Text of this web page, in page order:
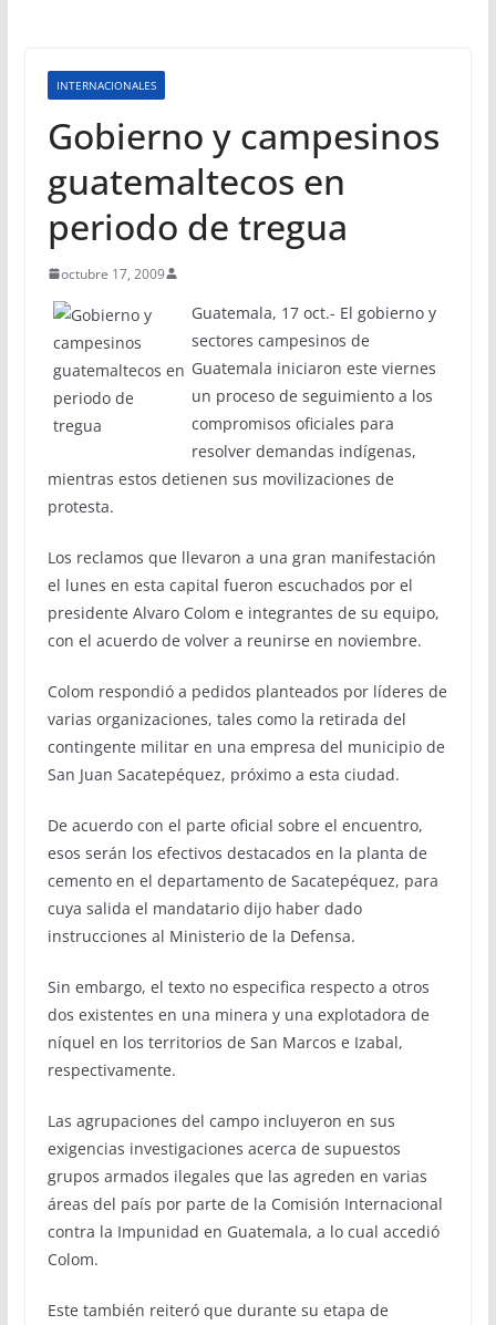
INTERNACIONALES
Gobierno y campesinos
guatemaltecos en
periodo de tregua
octubre 17, 2009
Guatemala, 17 oct.- El gobierno y
sectores campesinos de
Guatemala iniciaron este viernes
un proceso de seguimiento a los
compromisos oficiales para
resolver demandas indígenas,
mientras estos detienen sus movilizaciones de
protesta.
Los reclamos que llevaron a una gran manifestación
el lunes en esta capital fueron escuchados por el
presidente Alvaro Colom e integrantes de su equipo,
con el acuerdo de volver a reunirse en noviembre.
Colom respondió a pedidos planteados por líderes de
varias organizaciones, tales como la retirada del
contingente militar en una empresa del municipio de
San Juan Sacatepéquez, próximo a esta ciudad.
De acuerdo con el parte oficial sobre el encuentro,
esos serán los efectivos destacados en la planta de
cemento en el departamento de Sacatepéquez, para
cuya salida el mandatario dijo haber dado
instrucciones al Ministerio de la Defensa.
Sin embargo, el texto no especifica respecto a otros
dos existentes en una minera y una explotadora de
níquel en los territorios de San Marcos e Izabal,
respectivamente.
Las agrupaciones del campo incluyeron en sus
exigencias investigaciones acerca de supuestos
grupos armados ilegales que las agreden en varias
áreas del país por parte de la Comisión Internacional
contra la Impunidad en Guatemala, a lo cual accedió
Colom.
Este también reiteró que durante su etapa de